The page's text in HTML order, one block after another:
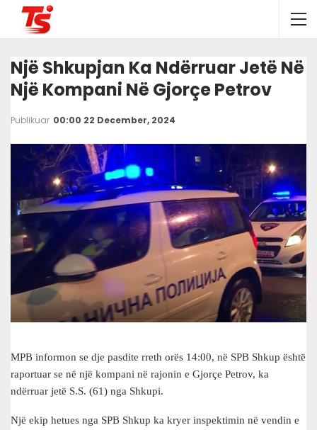
Një Shkupjan Ka Ndërruar Jetë Në
Një Kompani Në Gjorçe Petrov
Publikuar 00:00 22 December, 2024
MPB informon se dje pasdite rreth orës 14:00, në SPB Shkup është
raportuar se në një kompani në rajonin e Gjorçe Petrov, ka
ndërruar jetë S.S. (61) nga Shkupi.
Një ekip hetues nga SPB Shkup ka kryer inspektimin në vendin e